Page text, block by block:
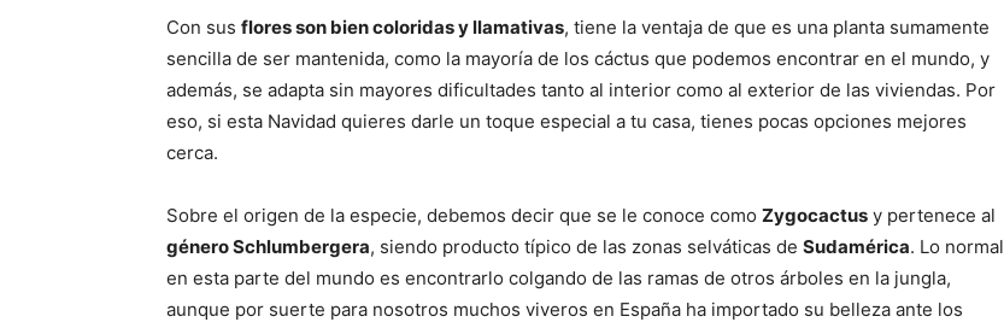
Con sus flores son bien coloridas y llamativas, tiene la ventaja de que es una planta sumamente
sencilla de ser mantenida, como la mayoría de los cáctus que podemos encontrar en el mundo, y
además, se adapta sin mayores dificultades tanto al interior como al exterior de las viviendas. Por
eso, si esta Navidad quieres darle un toque especial a tu casa, tienes pocas opciones mejores
cerca.
Sobre el origen de la especie, debemos decir que se le conoce como Zygocactus y pertenece al
género Schlumbergera, siendo producto típico de las zonas selváticas de Sudamérica. Lo normal
en esta parte del mundo es encontrarlo colgando de las ramas de otros árboles en la jungla,
aunque por suerte para nosotros muchos viveros en España ha importado su belleza ante los